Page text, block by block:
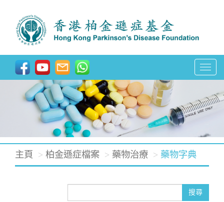
T
g
l
e
主頁 柏金遜症檔案 藥物治療 藥物字典
搜尋